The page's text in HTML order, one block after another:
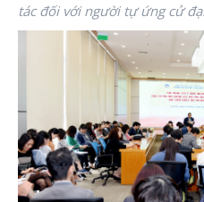
tác đối với người tự ứng cử